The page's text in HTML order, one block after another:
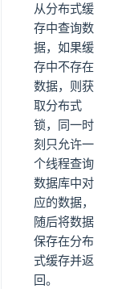
从分布式缓
存中查询数
据，如果缓
存中不存在
数据，则获
取分布式
锁，同一时
刻只允许一
个线程查询
数据库中对
应的数据，
随后将数据
保存在分布
式缓存并返
回。